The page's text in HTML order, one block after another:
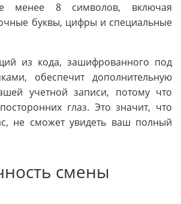
менее 8 символов, включая
буквы, цифры и специальные
из кода, зашифрованного под
обеспечит дополнительную
учетной записи, потому что
глаз. Это значит, что
не сможет увидеть ваш полный
смены